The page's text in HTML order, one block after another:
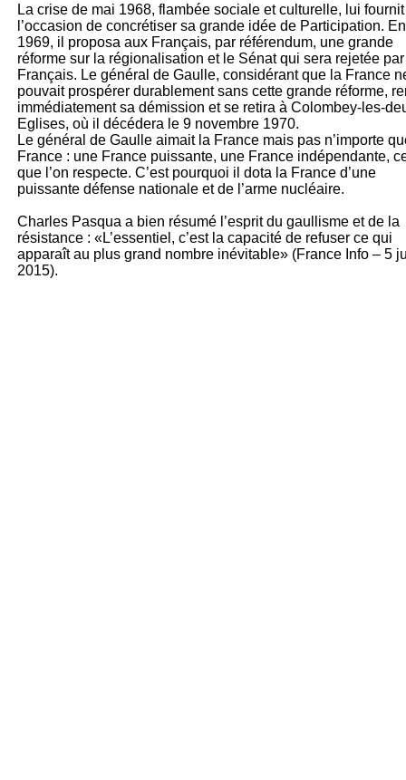
La crise de mai 1968, flambée sociale et culturelle, lui fournit
l’occasion de concrétiser sa grande idée de Participation.
1969, il proposa aux Français, par référendum, une grande
réforme sur la régionalisation et le Sénat qui sera rejetée
Français. Le général de Gaulle, considérant que la France
pouvait prospérer durablement sans cette grande réforme,
immédiatement sa démission et se retira à Colombey-les-
Eglises, où il décédera le 9 novembre 1970.
Le général de Gaulle aimait la France mais pas n’importe
France : une France puissante, une France indépendante,
que l’on respecte. C’est pourquoi il dota la France d’une
puissante défense nationale et de l’arme nucléaire.
Charles Pasqua a bien résumé l’esprit du gaullisme et de la
résistance : «L’essentiel, c’est la capacité de refuser ce qui
apparaît au plus grand nombre inévitable» (France Info – 5
2015).